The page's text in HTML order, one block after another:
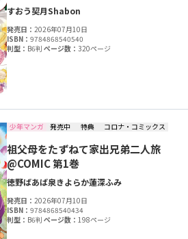
すおう契月Shabon
発売日：2026年07月10日
ISBN：9784868540540
判型： B6判ページ数：320ページ
少年マンガ 発売中 特典 コロナ・コミックス
祖父母をたずねて家出兄弟二人旅
@COMIC 第1巻
徳野ばあば泉きよらか蓮深ふみ
発売日：2026年07月10日
ISBN：9784868540434
判型： B6判ページ数：198ページ